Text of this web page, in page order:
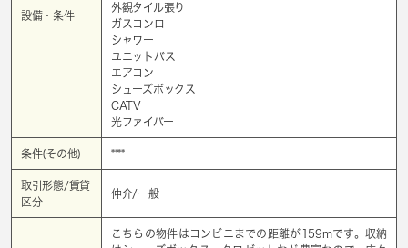
設備・条件
外観タイル張り
ガスコンロ
シャワー
ユニットバス
エアコン
シューズボックス
CATV
光ファイバー
条件(その他) ****
取引形態/賃貸
区分
仲介/一般
こちらの物件はコンビニまでの距離が159mです。収納